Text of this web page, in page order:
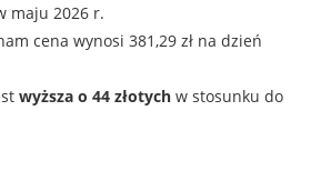
maju 2026 r.
cena wynosi 381,29 zł na dzień
wyższa o 44 złotych w stosunku do